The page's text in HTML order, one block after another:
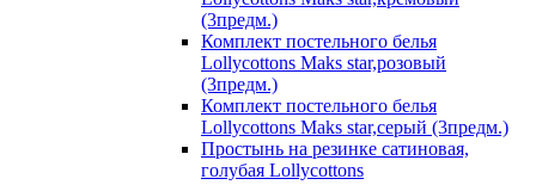
(3предм.)
Комплект постельного белья
Lollycottons Maks star,розовый
(3предм.)
Комплект постельного белья
Lollycottons Maks star,серый (3предм.)
Простынь на резинке сатиновая,
голубая Lollycottons